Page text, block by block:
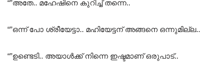
“”അതേ.. മഹേഷിനെ കുറിച്ച് തന്നെ..
“”ഒന്ന് പോ ശ്രീയേട്ടാ.. മഹിയേട്ടന് അങ്ങനെ ഒന്നുമില്ല..
“”ഉണ്ടെടി.. അയാൾക്ക് നിന്നെ ഇഷ്ടമാണ് ഒരുപാട്..